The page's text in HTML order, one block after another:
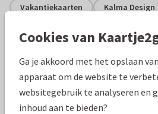
Vakantiekaarten Kalma Design
Specificaties bij deze kaart
Papiersoort: Kies uit 6 luxe
Witte
Cookies van
Ga je akkoord met het opslaan van
apparaat om de website te
websitegebruik te analyseren en
inhoud aan te bieden?